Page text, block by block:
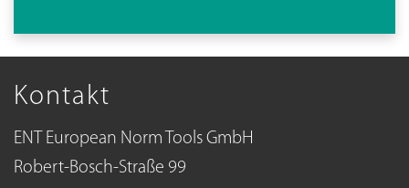
Kontakt
ENT European Norm Tools GmbH
Robert-Bosch-Straße 99